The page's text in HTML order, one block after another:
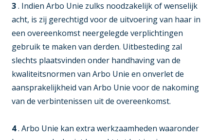
3. Indien Arbo Unie zulks noodzakelijk of wenselijk
acht, is zij gerechtigd voor de uitvoering van haar in
een overeenkomst neergelegde verplichtingen
gebruik te maken van derden. Uitbesteding zal
slechts plaatsvinden onder handhaving van de
kwaliteitsnormen van Arbo Unie en onverlet de
aansprakelijkheid van Arbo Unie voor de nakoming
van de verbintenissen uit de overeenkomst.
4. Arbo Unie kan extra werkzaamheden waaronder